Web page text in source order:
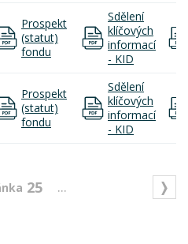
Prospekt
(statut)
fondu
Sdělení
klíčových
informací
- KID
Prospekt
(statut)
fondu
Sdělení
klíčových
informací
- KID
25 ...